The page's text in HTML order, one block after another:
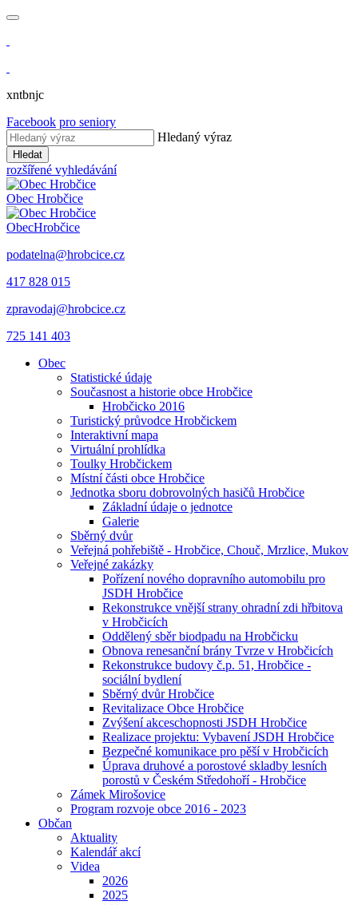
xntbnjc
Facebook pro seniory
Hledaný výraz
Hledat
rozšířené vyhledávání
Obec Hrobčice
ObecHrobčice
podatelna@hrobcice.cz
417 828 015
zpravodaj@hrobcice.cz
725 141 403
Obec
Statistické údaje
Současnost a historie obce Hrobčice
Hrobčicko 2016
Turistický průvodce Hrobčickem
Interaktivní mapa
Virtuální prohlídka
Toulky Hrobčickem
Místní části obce Hrobčice
Jednotka sboru dobrovolných hasičů Hrobčice
Základní údaje o jednotce
Galerie
Sběrný dvůr
Veřejná pohřebiště - Hrobčice, Chouč, Mrzlice, Mukov
Veřejné zakázky
Pořízení nového dopravního automobilu pro
JSDH Hrobčice
Rekonstrukce vnější strany ohradní zdi hřbitova
v Hrobčicích
Oddělený sběr biodpadu na Hrobčicku
Obnova renesanční brány Tvrze v Hrobčicích
Rekonstrukce budovy č.p. 51, Hrobčice -
sociální bydlení
Sběrný dvůr Hrobčice
Revitalizace Obce Hrobčice
Zvýšení akceschopnosti JSDH Hrobčice
Realizace projektu: Vybavení JSDH Hrobčice
Bezpečné komunikace pro pěší v Hrobčicích
Úprava druhové a porostové skladby lesních
porostů v Českém Středohoří - Hrobčice
Zámek Mirošovice
Program rozvoje obce 2016 - 2023
Občan
Aktuality
Kalendář akcí
Videa
2026
2025